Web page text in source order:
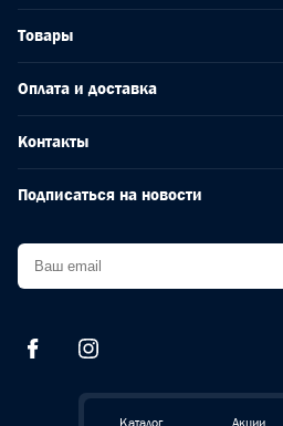
Каталог Акции
Товары
Оплата и доставка
Контакты
Подписаться на новости